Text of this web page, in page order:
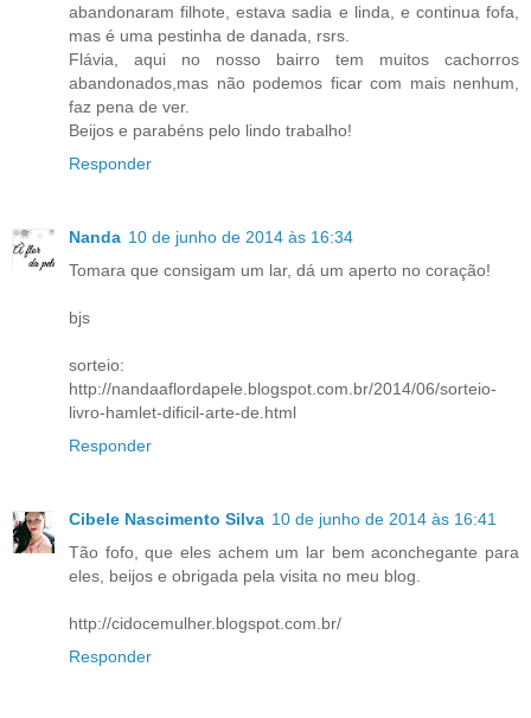
abandonaram filhote, estava sadia e linda, e continua fofa,
mas é uma pestinha de danada, rsrs.
Flávia, aqui no nosso bairro tem muitos cachorros
abandonados,mas não podemos ficar com mais nenhum,
faz pena de ver.
Beijos e parabéns pelo lindo trabalho!
Responder
Nanda 10 de junho de 2014 às 16:34
Tomara que consigam um lar, dá um aperto no coração!
bjs
sorteio:
http://nandaaflordapele.blogspot.com.br/2014/06/sorteio-
livro-hamlet-dificil-arte-de.html
Responder
Cibele Nascimento Silva 10 de junho de 2014 às 16:41
Tão fofo, que eles achem um lar bem aconchegante para
eles, beijos e obrigada pela visita no meu blog.
http://cidocemulher.blogspot.com.br/
Responder